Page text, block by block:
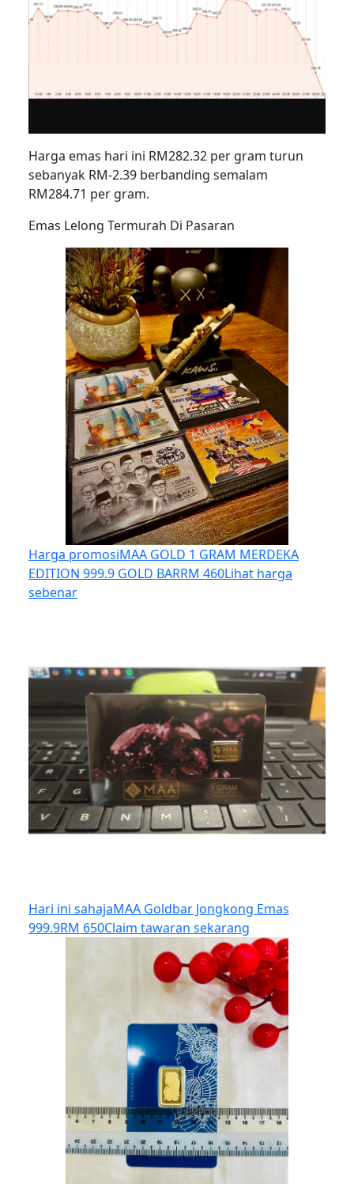
Harga emas hari ini RM282.32 per gram turun
sebanyak RM-2.39 berbanding semalam
RM284.71 per gram.
Emas Lelong Termurah Di Pasaran
Harga promosiMAA GOLD 1 GRAM MERDEKA
EDITION 999.9 GOLD BARRM 460Lihat harga
sebenar
Hari ini sahajaMAA Goldbar Jongkong Emas
999.9RM 650Claim tawaran sekarang